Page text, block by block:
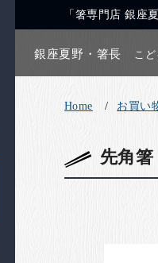
「箸専門店 銀座
銀座夏野・箸長 こ
Home お買い
先角